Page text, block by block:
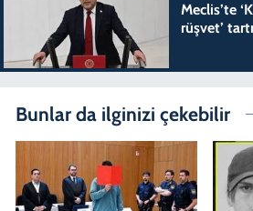
Meclis’te
rüşvet’
Bunlar da ilginizi çekebilir